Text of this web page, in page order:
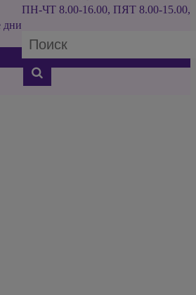
ПН-ЧТ 8.00-16.00, ПЯТ 8.00-15.00,
дни